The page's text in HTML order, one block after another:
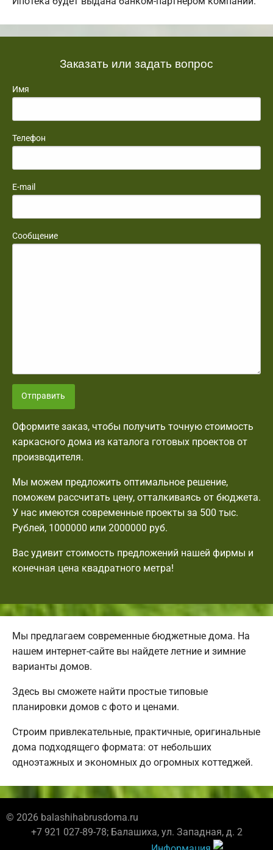
Заказать или задать вопрос
Имя
Телефон
E-mail
Сообщение
Отправить
Оформите заказ, чтобы получить точную стоимость
каркасного дома из каталога готовых проектов от
производителя.
Мы можем предложить оптимальное решение,
поможем рассчитать цену, отталкиваясь от бюджета.
У нас имеются современные проекты за 500 тыс.
Рублей, 1000000 или 2000000 руб.
Вас удивит стоимость предложений нашей фирмы и
конечная цена квадратного метра!
Мы предлагаем современные бюджетные дома. На
нашем интернет-сайте вы найдете летние и зимние
варианты домов.
Здесь вы сможете найти простые типовые
планировки домов с фото и ценами.
Строим привлекательные, практичные, оригинальные
дома подходящего формата: от небольших
одноэтажных и экономных до огромных коттеджей.
© 2026 balashihabrusdoma.ru
+7 921 027-89-78; Балашиха, ул. Западная, д. 2